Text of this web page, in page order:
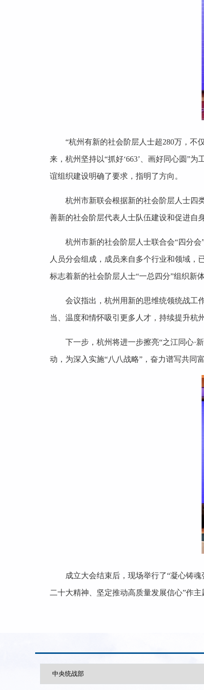
“杭州有新的社会阶层人士超280万，不
来，杭州坚持以“抓好‘663’、画好同心圆”
谊组织建设明确了要求，指明了方向。
杭州市新联会根据新的社会阶层人士四
善新的社会阶层代表人士队伍建设和促进自
杭州市新的社会阶层人士联合会“四分
人员分会组成，成员来自多个行业和领域，
标志着新的社会阶层人士“一总四分”组织新
会议指出，杭州用新的思维统领统战工
当、温度和情怀吸引更多人才，持续提升杭
下一步，杭州将进一步擦亮“之江同心·
动，为深入实施“八八战略”，奋力谱写共同
成立大会结束后，现场举行了“凝心铸
二十大精神、坚定推动高质量发展信心”作